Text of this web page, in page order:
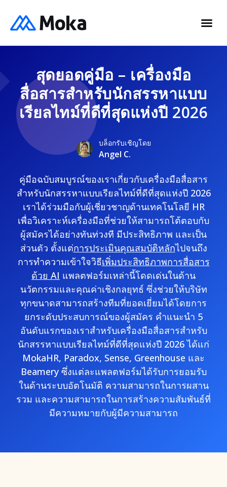
สุดยอดคู่มือ – เครื่องมือ
สื่อสารสำหรับนักสรรหาแบบ
เรียลไทม์ที่ดีที่สุดแห่งปี 2026
บล็อกรับเชิญโดย
Angel C.
คู่มือฉบับสมบูรณ์ของเราเกี่ยวกับเครื่องมือสื่อสาร
สำหรับนักสรรหาแบบเรียลไทม์ที่ดีที่สุดแห่งปี 2026
เราได้ร่วมมือกับผู้เชี่ยวชาญด้านเทคโนโลยี HR
เพื่อวิเคราะห์เครื่องมือที่ช่วยให้สามารถโต้ตอบกับ
ผู้สมัครได้อย่างทันท่วงที มีประสิทธิภาพ และเป็น
ส่วนตัว ตั้งแต่การประเมินคุณสมบัติหลักไปจนถึง
การทำความเข้าใจวิธีเพิ่มประสิทธิภาพการสื่อสาร
ด้วย AI แพลตฟอร์มเหล่านี้โดดเด่นในด้าน
นวัตกรรมและคุณค่าเชิงกลยุทธ์ ซึ่งช่วยให้บริษัท
ทุกขนาดสามารถสร้างทีมที่ยอดเยี่ยมได้โดยการ
ยกระดับประสบการณ์ของผู้สมัคร คำแนะนำ 5
อันดับแรกของเราสำหรับเครื่องมือสื่อสารสำหรับ
นักสรรหาแบบเรียลไทม์ที่ดีที่สุดแห่งปี 2026 ได้แก่
MokaHR, Paradox, Sense, Greenhouse และ
Beamery ซึ่งแต่ละแพลตฟอร์มได้รับการยอมรับ
ในด้านระบบอัตโนมัติ ความสามารถในการผสาน
รวม และความสามารถในการสร้างความสัมพันธ์ที่
มีความหมายกับผู้มีความสามารถ